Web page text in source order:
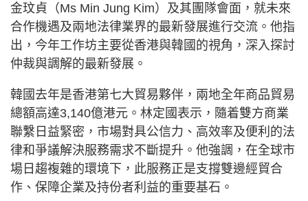
金玟貞（Ms Min Jung Kim）及其團隊會面，就未來
合作機遇及兩地法律業界的最新發展進行交流。他指
出，今年工作坊主要從香港與韓國的視角，深入探討
仲裁與調解的最新發展。
韓國去年是香港第七大貿易夥伴，兩地全年商品貿易
總額高達3,140億港元。林定國表示，隨着雙方商業
聯繫日益緊密，市場對具公信力、高效率及便利的法
律和爭議解決服務需求不斷提升。他強調，在全球市
場日趨複雜的環境下，此服務正是支撐雙邊經貿合
作、保障企業及持份者利益的重要基石。